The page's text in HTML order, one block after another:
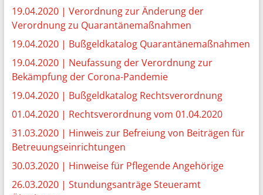
19.04.2020 | Verordnung zur Änderung der
Verordnung zu Quarantänemaßnahmen
19.04.2020 | Bußgeldkatalog Quarantänemaßnahmen
19.04.2020 | Neufassung der Verordnung zur
Bekämpfung der Corona-Pandemie
19.04.2020 | Bußgeldkatalog Rechtsverordnung
01.04.2020 | Rechtsverordnung vom 01.04.2020
31.03.2020 | Hinweis zur Befreiung von Beiträgen für
Betreuungseinrichtungen
30.03.2020 | Hinweise für Pflegende Angehörige
26.03.2020 | Stundungsanträge Steueramt